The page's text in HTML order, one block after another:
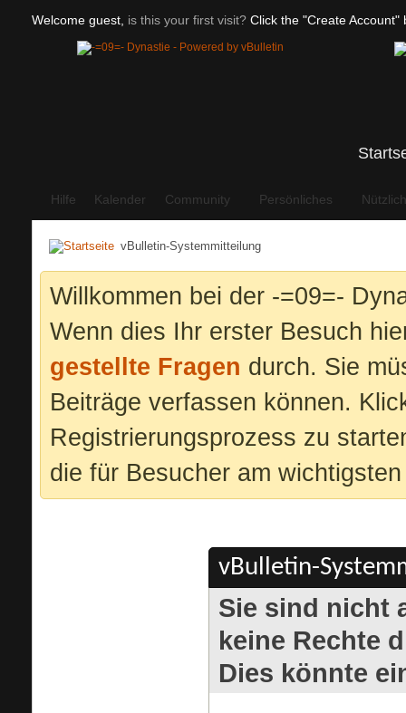
Welcome guest, is this your first visit? Click the "Create Account"
Hilfe Kalender Community Persönliches
vBulletin-Systemmitteilung
Willkommen bei der -=09=-
Wenn dies Ihr erster Besuch
gestellte Fragen durch. Sie
Beiträge verfassen können.
Registrierungsprozess zu
die für Besucher am
vBulletin-
Sie sind nicht
keine Rechte
Dies könnte